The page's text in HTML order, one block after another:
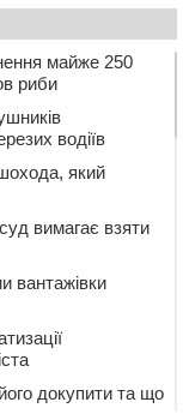
майже 250
риби
водіїв
який
вимагає взяти
вантажівки
докупити та що